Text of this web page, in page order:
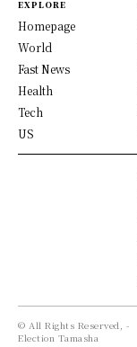
EXPLORE
Homepage
World
Fast News
Health
Tech
US
© All Rights Reserved, -
Election Tamasha